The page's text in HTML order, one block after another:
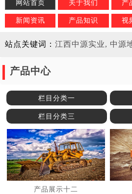
网站首页 关于我们 产
新闻资讯 产品知识 视
站点关键词： 江西中源实业, 中源
产品中心
栏目分类一
栏目分类三
产品展示十二